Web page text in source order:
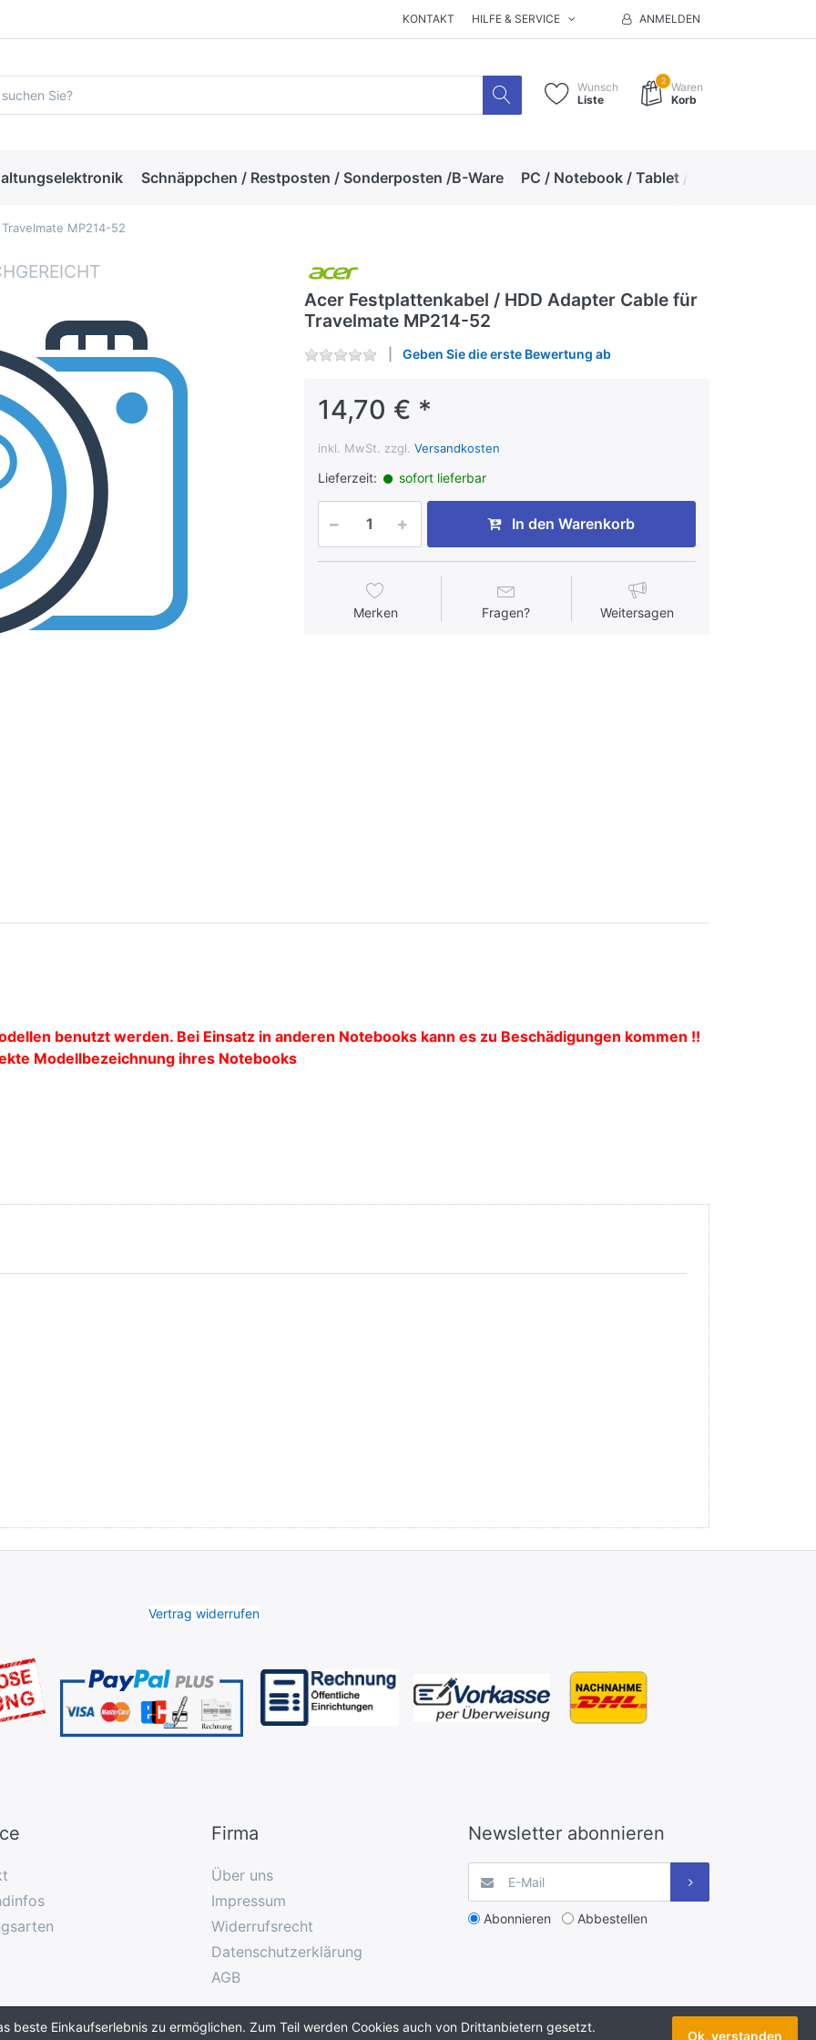
KONTAKT HILFE & SERVICE ANMELDEN
Wunsch
Liste
2 Waren
Korb
Schnäppchen / Restposten / Sonderposten /B-Ware PC / Notebook / Tablet / Zubehör
MP214-52
Acer Festplattenkabel / HDD Adapter Cable für
Travelmate MP214-52
Geben Sie die erste Bewertung ab
14,70 € *
inkl. MwSt. zzgl. Versandkosten
Lieferzeit: sofort lieferbar
In den Warenkorb
Merken Fragen? Weitersagen
benutzt werden. Bei Einsatz in anderen Notebooks kann es zu Beschädigungen kommen !!
Modellbezeichnung ihres Notebooks
acer/service-cont
Vertrag widerrufen
Firma
Über uns
Impressum
Widerrufsrecht
Datenschutzerklärung
AGB
Newsletter abonnieren
Abonnieren Abbestellen
beste Einkaufserlebnis zu ermöglichen. Zum Teil werden Cookies auch von Drittanbietern gesetzt.
Ok, verstanden